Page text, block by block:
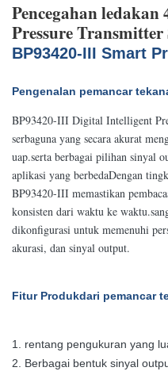
Pencegahan
Pressure
BP93420-III Smart
Pengenalan pemancar
BP93420-III Digital Intelligent
serbaguna yang secara akurat
uap.serta berbagai pilihan sinyal
aplikasi yang berbedaDengan
BP93420-III memastikan
konsisten dari waktu ke
dikonfigurasi untuk memenuhi
akurasi, dan sinyal output.
Fitur Produkdari pemancar
1. rentang pengukuran yang
2. Berbagai bentuk sinyal